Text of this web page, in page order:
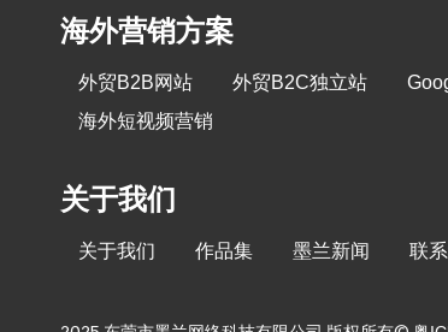
海外营销方案
外贸B2B网站 外贸B2C独立站
海外短视频营销
关于我们
关于我们 作品集 墨兰新闻 联